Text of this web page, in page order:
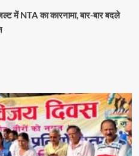
में NTA का कारनामा, बार-बार बदले